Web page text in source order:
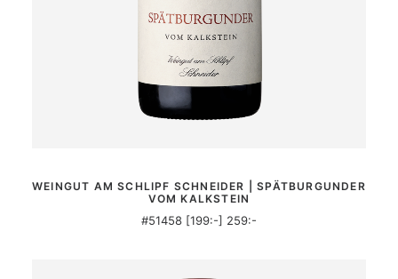
WEINGUT AM SCHLIPF SCHNEIDER | SPÄTBURGUNDER
VOM KALKSTEIN
#51458 [199:-] 259:-